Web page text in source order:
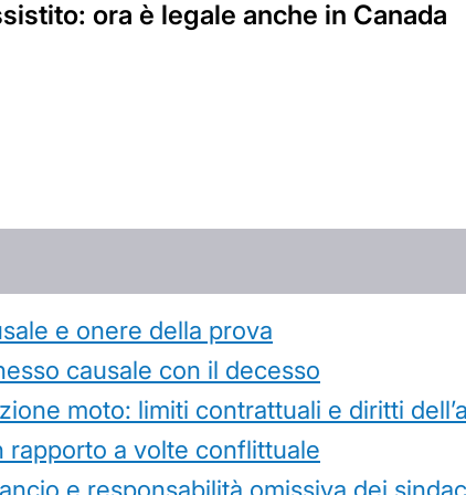
ora è legale anche in Canada
e onere della prova
causale con il decesso
moto: limiti contrattuali e diritti
rapporto a volte conflittuale